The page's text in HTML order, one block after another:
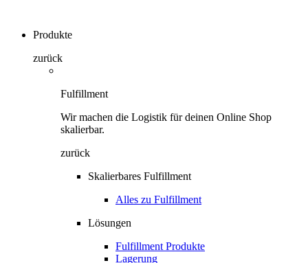
Produkte
zurück
Fulfillment
Wir machen die Logistik für deinen Online Shop
skalierbar.
zurück
Skalierbares Fulfillment
Alles zu Fulfillment
Lösungen
Fulfillment Produkte
Lagerung